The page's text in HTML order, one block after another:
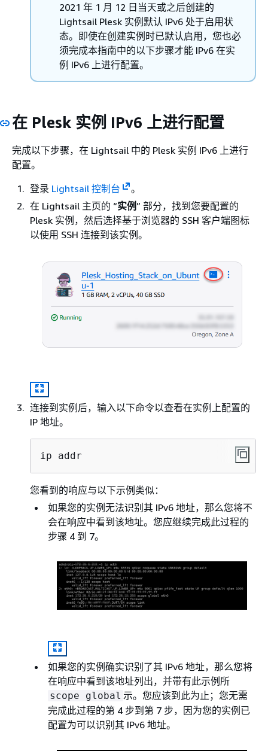
2021 年 1 月 12 日当天或之后创建的
Lightsail Plesk 实例默认 IPv6 处于启用状
态。即使在创建实例时已默认启用，您也必
须完成本指南中的以下步骤才能 IPv6 在实
例 IPv6 上进行配置。
在 Plesk 实例 IPv6 上进行配置
完成以下步骤，在 Lightsail 中的 Plesk 实例 IPv6 上进行
配置。
登录 Lightsail 控制台
。
在 Lightsail 主页的 “实例” 部分，找到您要配置的
Plesk 实例，然后选择基于浏览器的 SSH 客户端图标
以使用 SSH 连接到该实例。
连接到实例后，输入以下命令以查看在实例上配置的
IP 地址。
ip addr
您看到的响应与以下示例类似：
如果您的实例无法识别其 IPv6 地址，那么您将不
会在响应中看到该地址。您应继续完成此过程的
步骤 4 到 7。
如果您的实例确实识别了其 IPv6 地址，那么您将
在响应中看到该地址列出，并带有此示例所
scope global 示。您应该到此为止；您无需
完成此过程的第 4 步到第 7 步，因为您的实例已
配置为可以识别其 IPv6 地址。